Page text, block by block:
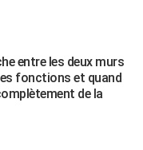
entre les deux murs
fonctions et quand
de la